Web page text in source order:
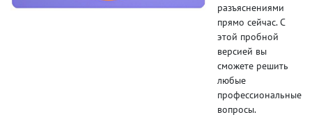
разъяснениями
прямо сейчас. С
этой пробной
версией вы
сможете решить
любые
профессиональные
вопросы.